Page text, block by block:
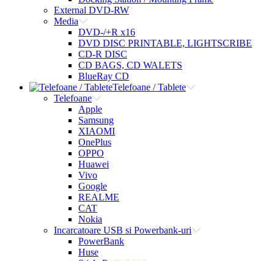
External DVD-RW
Media
DVD-/+R x16
DVD DISC PRINTABLE, LIGHTSCRIBE
CD-R DISC
CD BAGS, CD WALETS
BlueRay CD
Telefoane / Tablete
Telefoane
Apple
Samsung
XIAOMI
OnePlus
OPPO
Huawei
Vivo
Google
REALME
CAT
Nokia
Incarcatoare USB si Powerbank-uri
PowerBank
Huse